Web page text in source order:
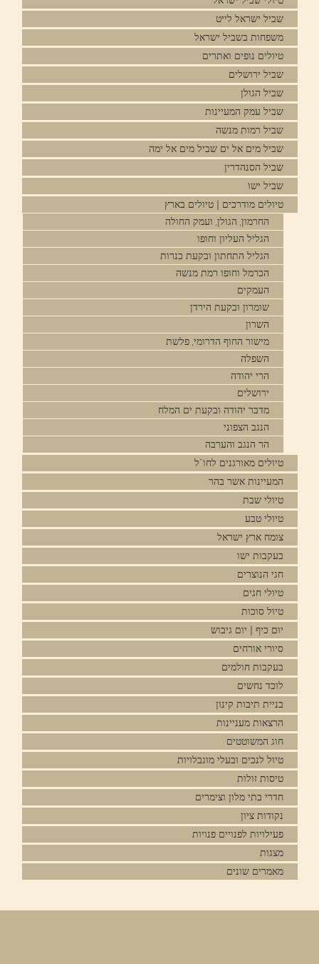
שביל ישראל לייט
משפחות בשביל ישראל
טיולים נופים ואתרים
שביל ירושלים
שביל הגולן
שביל עמק המעיינות
שביל רמות מנשה
שביל מים אל ים שביל מים אל ימה
שביל הסנהדרין
שביל ישו
טיולים מודרכים | טיולים בארץ
החרמון, הגולן, ועמק החולה
הגליל העליון וחופו
הגליל התחתון ובקעת כנרות
הכרמל וחופו רמת מנשה
העמקים
שומרון ובקעת הירדן
השרון
מישור החוף הדרומי, פלשת
השפלה
הרי יהודה
ירושלים
מדבר יהודה ובקעת ים המלח
הנגב הצפוני
הר הנגב והערבה
טיולים מאורגנים לחו"ל
המעיינות אשר בהר
טיולי שבת
טיולי טבע
צומח ארץ ישראל
בעקבות ישו
חגי הנוצרים
טיולי חגים
טיול סוכות
יום כיף | יום גיבוש
סיורי אורחים
בעקבות חולמים
לוכד נחשים
בניית תיבות קינון
הרצאות מעניינות
חוג המשוטטים
טיול לנכים ובעלי מוגבלויות
טיסות זולות
חדרי בתי מלון וצימרים
נקודות ציון
פעילויות לפנויים פנויות
מצגות
מאמרים שונים